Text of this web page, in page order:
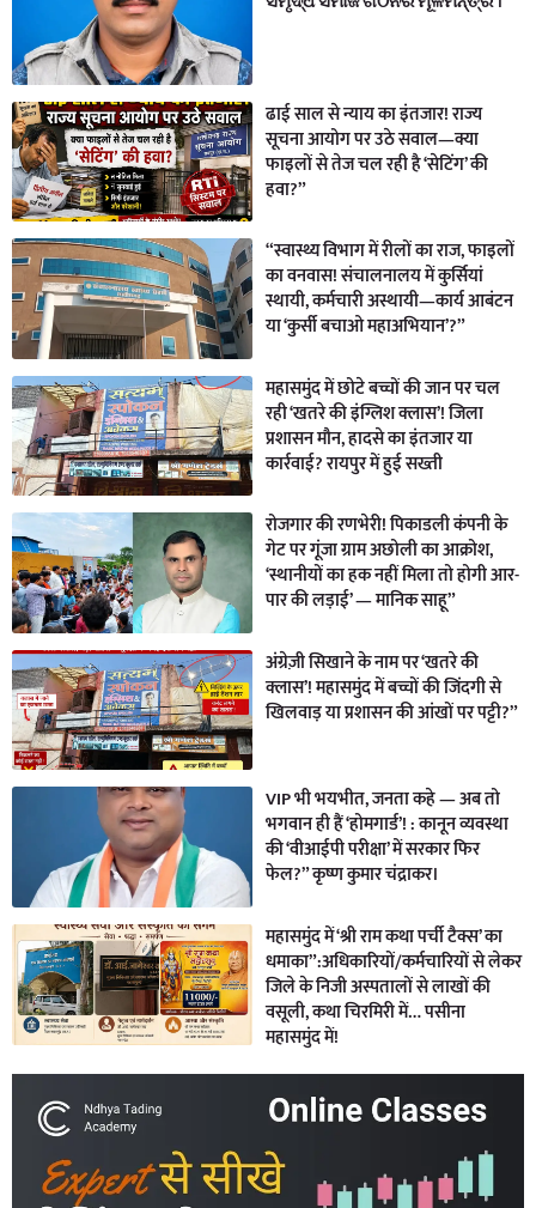
ढाई साल से न्याय का इंतजार! राज्य
सूचना आयोग पर उठे सवाल—क्या
फाइलों से तेज चल रही है ‘सेटिंग’ की
हवा?”
“स्वास्थ्य विभाग में रीलों का राज, फाइलों
का वनवास! संचालनालय में कुर्सियां
स्थायी, कर्मचारी अस्थायी—कार्य आबंटन
या ‘कुर्सी बचाओ महाअभियान’?”
महासमुंद में छोटे बच्चों की जान पर चल
रही ‘खतरे की इंग्लिश क्लास’! जिला
प्रशासन मौन, हादसे का इंतजार या
कार्रवाई? रायपुर में हुई सख्ती
रोजगार की रणभेरी! पिकाडली कंपनी के
गेट पर गूंजा ग्राम अछोली का आक्रोश,
‘स्थानीयों का हक नहीं मिला तो होगी आर-
पार की लड़ाई’ — मानिक साहू”
अंग्रेज़ी सिखाने के नाम पर ‘खतरे की
क्लास’! महासमुंद में बच्चों की जिंदगी से
खिलवाड़ या प्रशासन की आंखों पर पट्टी?”
VIP भी भयभीत, जनता कहे — अब तो
भगवान ही हैं ‘होमगार्ड’! : कानून व्यवस्था
की ‘वीआईपी परीक्षा’ में सरकार फिर
फेल?” कृष्ण कुमार चंद्राकर।
महासमुंद में ‘श्री राम कथा पर्ची टैक्स’ का
धमाका”:अधिकारियों/कर्मचारियों से लेकर
जिले के निजी अस्पतालों से लाखों की
वसूली, कथा चिरमिरी में… पसीना
महासमुंद में!